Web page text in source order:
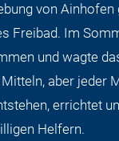
von
Freibad. Im
und wagte
aber jeder
errichtet
Helfern.